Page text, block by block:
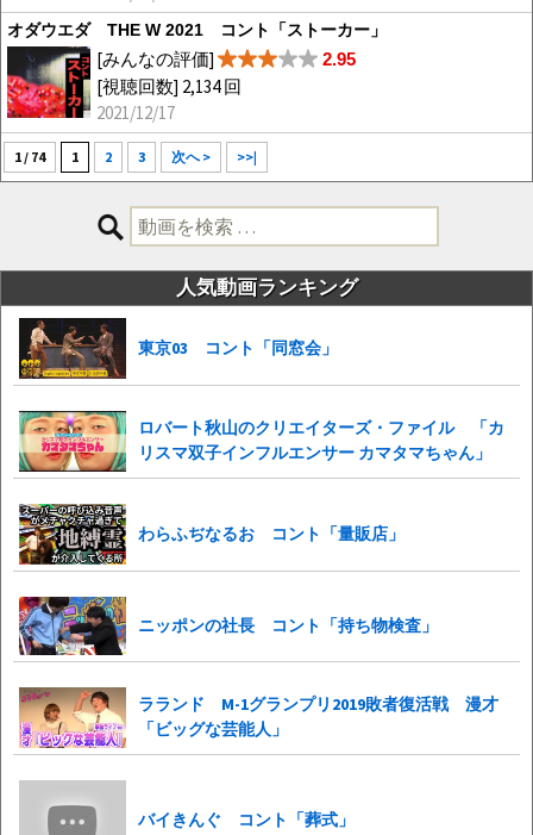
オダウエダ THE W 2021 コント「ストーカー」
[みんなの評価] 2.95
[視聴回数] 2,134 回
2021/12/17
1 / 74 1 2 3 次へ > >>|
検
索:
人気動画ランキング
東京03 コント「同窓会」
ロバート秋山のクリエイターズ・ファイル 「カ
リスマ双子インフルエンサー カマタマちゃん」
わらふぢなるお コント「量販店」
ニッポンの社長 コント「持ち物検査」
ラランド M-1グランプリ2019敗者復活戦 漫才
「ビッグな芸能人」
バイきんぐ コント「葬式」